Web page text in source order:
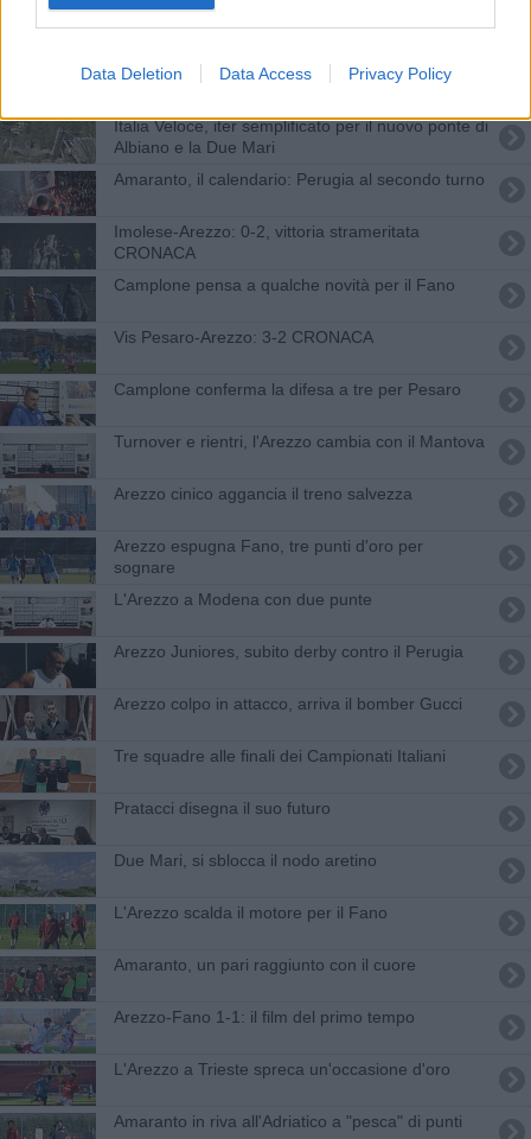
Data Deletion Data Access Privacy Policy
Incendio in casa, muore l'ex calciatore Zanetti
Italia Veloce, iter semplificato per il nuovo ponte di
Albiano e la Due Mari
Amaranto, il calendario: Perugia al secondo turno
Imolese-Arezzo: 0-2, vittoria strameritata
CRONACA
Camplone pensa a qualche novità per il Fano
Vis Pesaro-Arezzo: 3-2 CRONACA
Camplone conferma la difesa a tre per Pesaro
Turnover e rientri, l'Arezzo cambia con il Mantova
Arezzo cinico aggancia il treno salvezza
Arezzo espugna Fano, tre punti d'oro per
sognare
L'Arezzo a Modena con due punte
Arezzo Juniores, subito derby contro il Perugia
Arezzo colpo in attacco, arriva il bomber Gucci
​Tre squadre alle finali dei Campionati Italiani
Pratacci disegna il suo futuro
Due Mari, si sblocca il nodo aretino
L'Arezzo scalda il motore per il Fano
Amaranto, un pari raggiunto con il cuore
Arezzo-Fano 1-1: il film del primo tempo
L'Arezzo a Trieste spreca un'occasione d'oro
Amaranto in riva all'Adriatico a "pesca" di punti